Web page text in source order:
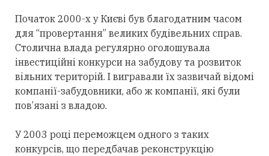
Початок 2000-х у Києві був благодатним часом
для “провертання” великих будівельних справ.
Столична влада регулярно оголошувала
інвестиційні конкурси на забудову та розвиток
вільних територій. І вигравали їх зазвичай відомі
компанії-забудовники, або ж компанії, які були
пов’язані з владою.
У 2003 році переможцем одного з таких
конкурсів, що передбачав реконструкцію